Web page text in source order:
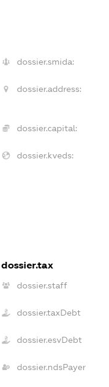
dossier.smida:
dossier.address:
dossier.capital:
dossier.kveds:
dossier.tax
dossier.staff
dossier.taxDebt
dossier.esvDebt
dossier.ndsPayer